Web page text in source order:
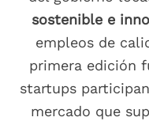
sostenible e
empleos de
primera edición
startups
mercado que